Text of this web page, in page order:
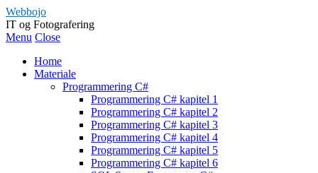
Webbojo
IT og Fotografering
Menu Close
Home
Materiale
Programmering C#
Programmering C# kapitel 1
Programmering C# kapitel 2
Programmering C# kapitel 3
Programmering C# kapitel 4
Programmering C# kapitel 5
Programmering C# kapitel 6